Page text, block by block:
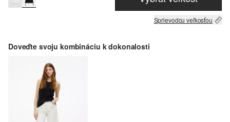
Sprievodcu veľkosťou
Doveďte svoju kombináciu k dokonalosti